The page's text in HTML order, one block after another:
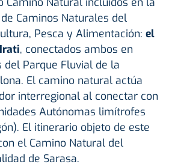
Caminos Naturales del
Pesca y Alimentación: el
, conectados ambos en
Parque Fluvial de la
El camino natural actúa
interregional al conectar con
Autónomas limítrofes
El itinerario objeto de este
el Camino Natural del
de Sarasa.